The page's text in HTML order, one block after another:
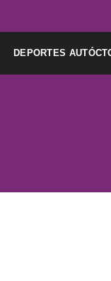
DEPORTES